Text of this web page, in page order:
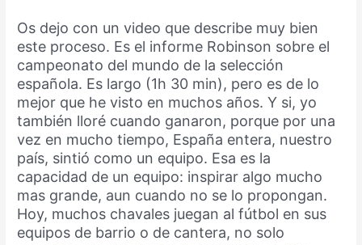
Os dejo con un video que describe muy bien
este proceso. Es el informe Robinson sobre el
campeonato del mundo de la selección
española. Es largo (1h 30 min), pero es de lo
mejor que he visto en muchos años. Y si, yo
también lloré cuando ganaron, porque por una
vez en mucho tiempo, España entera, nuestro
país, sintió como un equipo. Esa es la
capacidad de un equipo: inspirar algo mucho
mas grande, aun cuando no se lo propongan.
Hoy, muchos chavales juegan al fútbol en sus
equipos de barrio o de cantera, no solo